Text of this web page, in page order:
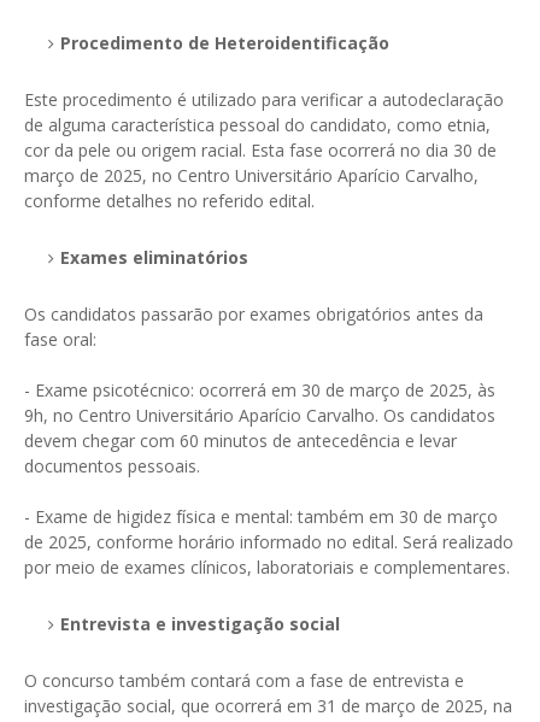
Procedimento de Heteroidentificação
Este procedimento é utilizado para verificar a autodeclaração
de alguma característica pessoal do candidato, como etnia,
cor da pele ou origem racial. Esta fase ocorrerá no dia 30 de
março de 2025, no Centro Universitário Aparício Carvalho,
conforme detalhes no referido edital.
Exames eliminatórios
Os candidatos passarão por exames obrigatórios antes da
fase oral:
- Exame psicotécnico: ocorrerá em 30 de março de 2025, às
9h, no Centro Universitário Aparício Carvalho. Os candidatos
devem chegar com 60 minutos de antecedência e levar
documentos pessoais.
- Exame de higidez física e mental: também em 30 de março
de 2025, conforme horário informado no edital. Será realizado
por meio de exames clínicos, laboratoriais e complementares.
Entrevista e investigação social
O concurso também contará com a fase de entrevista e
investigação social, que ocorrerá em 31 de março de 2025, na